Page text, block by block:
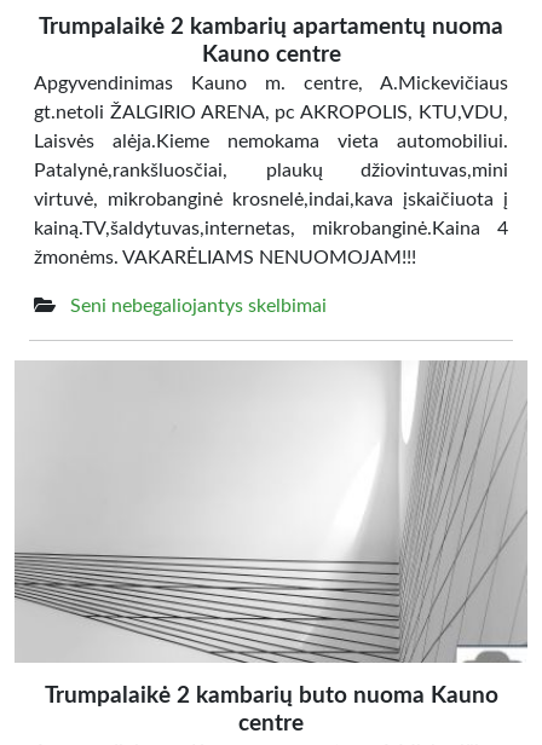
Trumpalaikė 2 kambarių apartamentų nuoma
Kauno centre
Apgyvendinimas Kauno m. centre, A.Mickevičiaus
gt.netoli ŽALGIRIO ARENA, pc AKROPOLIS, KTU,VDU,
Laisvės alėja.Kieme nemokama vieta automobiliui.
Patalynė,rankšluosčiai, plaukų džiovintuvas,mini
virtuvė, mikrobanginė krosnelė,indai,kava įskaičiuota į
kainą.TV,šaldytuvas,internetas, mikrobanginė.Kaina 4
žmonėms. VAKARĖLIAMS NENUOMOJAM!!!
Seni nebegaliojantys skelbimai
Trumpalaikė 2 kambarių buto nuoma Kauno
centre